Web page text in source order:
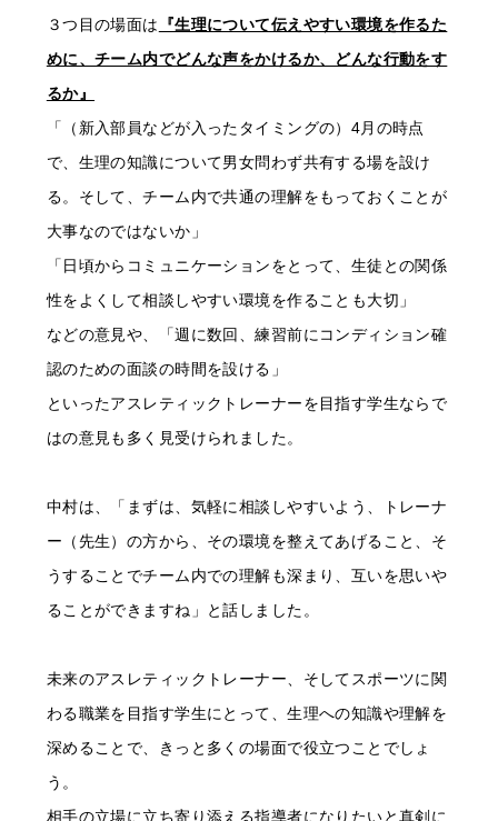
３つ目の場面は
『生理について伝えやすい環境を作るた
めに、チーム内でどんな声をかけるか、どんな行動をす
るか』
「（新入部員などが入ったタイミングの）4月の時点
で、生理の知識について男女問わず共有する場を設け
る。そして、チーム内で共通の理解をもっておくことが
大事なのではないか」
「日頃からコミュニケーションをとって、生徒との関係
性をよくして相談しやすい環境を作ることも大切」
などの意見や、「週に数回、練習前にコンディション確
認のための面談の時間を設ける」
といったアスレティックトレーナーを目指す学生ならで
はの意見も多く見受けられました。
中村は、「まずは、気軽に相談しやすいよう、トレーナ
ー（先生）の方から、その環境を整えてあげること、そ
うすることでチーム内での理解も深まり、互いを思いや
ることができますね」と話しました。
未来のアスレティックトレーナー、そしてスポーツに関
わる職業を目指す学生にとって、生理への知識や理解を
深めることで、きっと多くの場面で役立つことでしょ
う。
相手の立場に立ち寄り添える指導者になりたいと真剣に